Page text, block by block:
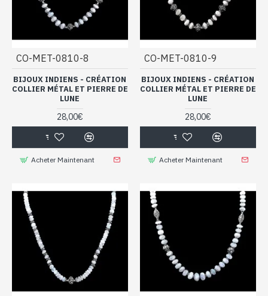
CO-MET-0810-8
BIJOUX INDIENS - CRÉATION
COLLIER MÉTAL ET PIERRE DE
LUNE
28,00€
Acheter Maintenant
CO-MET-0810-9
BIJOUX INDIENS - CRÉATION
COLLIER MÉTAL ET PIERRE DE
LUNE
28,00€
Acheter Maintenant